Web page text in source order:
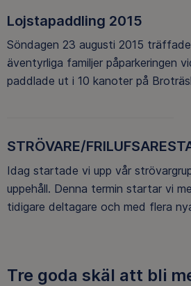
Lojstapaddling 2015
Söndagen 23 augusti 2015
äventyrliga familjer påparkeringen
paddlade ut i 10 kanoter på
STRÖVARE/
Idag startade vi upp vår
uppehåll. Denna termin startar vi
tidigare deltagare och med flera
Tre goda skäl att bli